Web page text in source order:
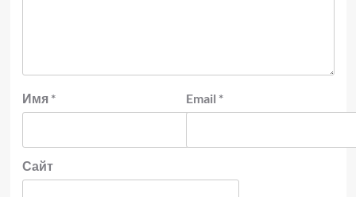
Имя * Email *
Сайт